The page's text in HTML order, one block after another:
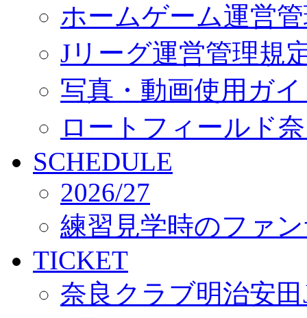
ホームゲーム運営
Jリーグ運営管理規
写真・動画使用ガ
ロートフィールド
SCHEDULE
2026/27
練習見学時のファ
TICKET
奈良クラブ明治安